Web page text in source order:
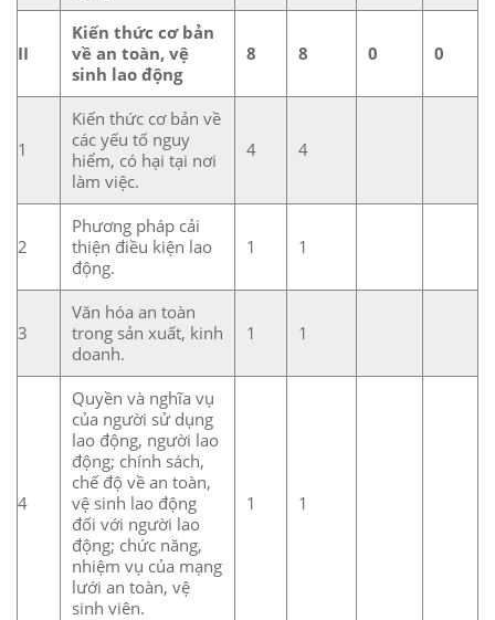
II
Kiến thức cơ bản
về an toàn, vệ
sinh lao động
8 8 0 0
1
Kiến thức cơ bản về
các yếu tố nguy
hiểm, có hại tại nơi
làm việc.
4 4
2
Phương pháp cải
thiện điều kiện lao
động.
1 1
3
Văn hóa an toàn
trong sản xuất, kinh
doanh.
1 1
4
Quyền và nghĩa vụ
của người sử dụng
lao động, người lao
động; chính sách,
chế độ về an toàn,
vệ sinh lao động
đối với người lao
động; chức năng,
nhiệm vụ của mạng
lưới an toàn, vệ
sinh viên.
1 1